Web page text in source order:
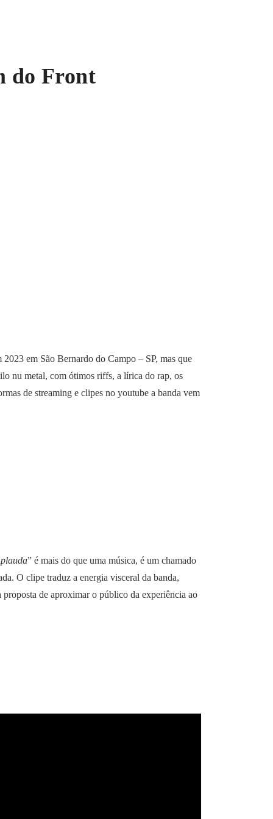
do Front
2023 em São Bernardo do Campo – SP, mas que
nu metal, com ótimos riffs, a lírica do rap, os
de streaming e clipes no youtube a banda vem
” é mais do que uma música, é um chamado
O clipe traduz a energia visceral da banda,
de aproximar o público da experiência ao